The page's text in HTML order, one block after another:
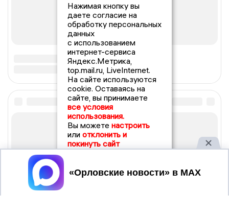
Нажимая кнопку вы
даете согласие на
обработку персональных
данных
с использованием
интернет-сервиса
Яндекс.Метрика,
top.mail.ru, LiveInternet.
На сайте используются
cookie. Оставаясь на
сайте, вы принимаете
все условия
использования.
Вы можете настроить
или отклонить и
покинуть сайт
Принять